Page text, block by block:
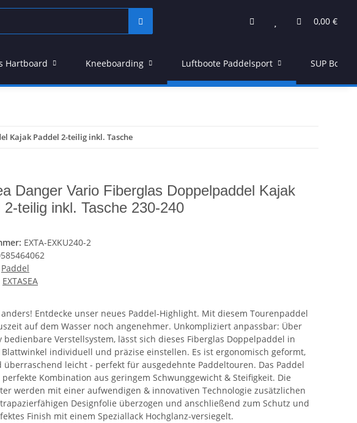
0,00 €
Hartboard Kneeboarding Luftboote Paddelsport SUP Board
Kajak Paddel 2-teilig inkl. Tasche
Danger Vario Fiberglas Doppelpaddel Kajak
2-teilig inkl. Tasche 230-240
EXTA-EXKU240-2
Paddel
EXTASEA
Entdecke unser neues Paddel-Highlight. Mit diesem Tourenpaddel
auf dem Wasser noch angenehmer. Unkompliziert anpassbar: Über
Verstellsystem, lässt sich dieses Fiberglas Doppelpaddel in
Blattwinkel individuell und präzise einstellen. Es ist ergonomisch geformt,
überraschend leicht - perfekt für ausgedehnte Paddeltouren. Das Paddel
Kombination aus geringem Schwunggewicht & Steifigkeit. Die
werden mit einer aufwendigen & innovativen Technologie zusätzlichen
Designfolie überzogen und anschließend zum Schutz und
Finish mit einem Speziallack Hochglanz-versiegelt.